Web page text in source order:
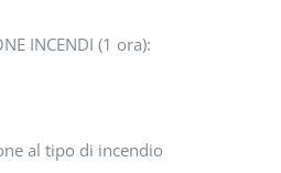
INCENDI (1 ora):
al tipo di incendio